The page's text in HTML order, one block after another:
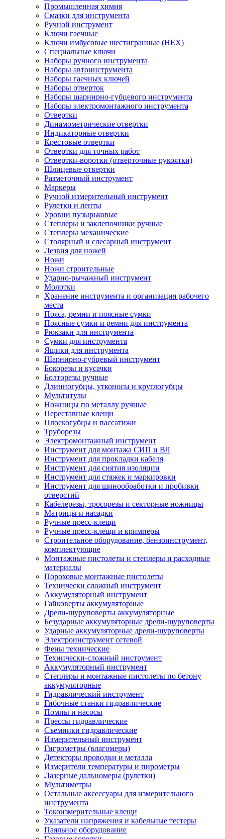
Промышленная химия
Смазки для инструмента
Ручной инструмент
Ключи гаечные
Ключи имбусовые шестигранные (HEX)
Специальные ключи
Наборы ручного инструмента
Наборы автоинструмента
Наборы гаечных ключей
Наборы отверток
Наборы шарнирно-губцевого инструмента
Наборы электромонтажного инструмента
Отвертки
Динамометрические отвертки
Индикаторные отвертки
Крестовые отвертки
Отвертки для точных работ
Отвертки-воротки (отверточные рукоятки)
Шлицевые отвертки
Разметочный инструмент
Маркеры
Ручной измерительный инструмент
Рулетки и ленты
Уровни пузырьковые
Степлеры и заклепочники ручные
Степлеры механические
Столярный и слесарный инструмент
Лезвия для ножей
Ножи
Ножи строительные
Ударно-рычажный инструмент
Молотки
Хранение инструмента и организация рабочего
места
Пояса, ремни и поясные сумки
Поясные сумки и ремни для инструмента
Рюкзаки для инструмента
Сумки для инструмента
Ящики для инструмента
Шарнирно-губцевый инструмент
Бокорезы и кусачки
Болторезы ручные
Длинногубцы, утконосы и круглогубцы
Мультитулы
Ножницы по металлу ручные
Переставные клещи
Плоскогубцы и пассатижи
Труборезы
Электромонтажный инструмент
Инструмент для монтажа СИП и ВЛ
Инструмент для прокладки кабеля
Инструмент для снятия изоляции
Инструмент для стяжек и маркировки
Инструмент для шинообработки и пробивки
отверстий
Кабелерезы, тросорезы и секторные ножницы
Матрицы и насадки
Ручные пресс-клещи
Ручные пресс-клещи и кримперы
Строительное оборудование, бензоинструмент,
комплектующие
Монтажные пистолеты и степлеры и расходные
материалы
Пороховые монтажные пистолеты
Технически сложный инструмент
Аккумуляторный инструмент
Гайковерты аккумуляторные
Дрели-шуруповерты аккумуляторные
Безударные аккумуляторные дрели-шуруповерты
Ударные аккумуляторные дрели-шуруповерты
Электроинструмент сетевой
Фены технические
Технически-сложный инструмент
Аккумуляторный инструмент
Степлеры и монтажные пистолеты по бетону
аккумуляторные
Гидравлический инструмент
Гибочные станки гидравлические
Помпы и насосы
Прессы гидравлические
Съемники гидравлические
Измерительный инструмент
Гигрометры (влагомеры)
Детекторы проводки и металла
Измерители температуры и пирометры
Лазерные дальномеры (рулетки)
Мультиметры
Остальные аксессуары для измерительного
инструмента
Токоизмерительные клещи
Указатели напряжения и кабельные тестеры
Паяльное оборудование